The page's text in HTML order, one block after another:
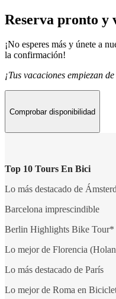
Reserva pronto y
¡No esperes más y únete a
la confirmación!
¡Tus vacaciones empiezan
Comprobar disponibilidad
Top 10 Tours En Bici
Lo más destacado de
Barcelona imprescindible
Berlin Highlights Bike Tour*
Lo mejor de Florencia
Lo más destacado de París
Lo mejor de Roma en